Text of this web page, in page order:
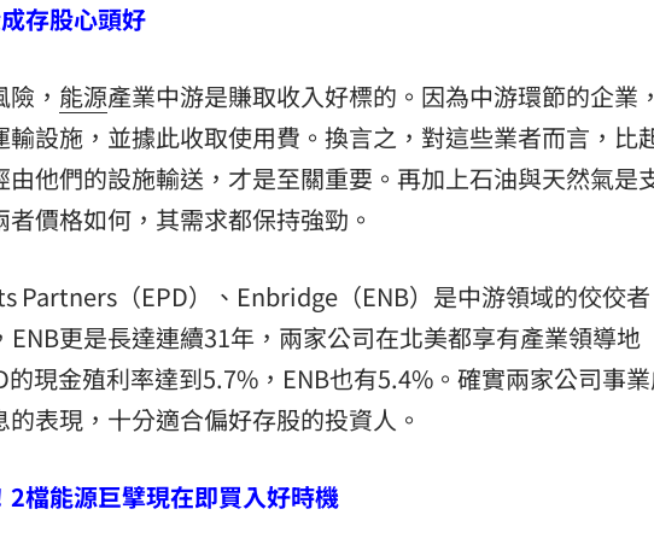
存股心頭好
， 能源產業中游是賺取收入好標的。因為中游環節的企業
設施，並據此收取使用費。換言之，對這些業者而言，比
他們的設施輸送，才是至關重要。再加上石油與天然氣是
價格如何，其需求都保持強勁。
Partners（EPD）、Enbridge（ENB）是中游領域的佼佼者
ENB更是長達連續31年，兩家公司在北美都享有產業領導地
現金殖利率達到5.7%，ENB也有5.4%。確實兩家公司事
表現，十分適合偏好存股的投資人。
檔能源巨擘現在即買入好時機